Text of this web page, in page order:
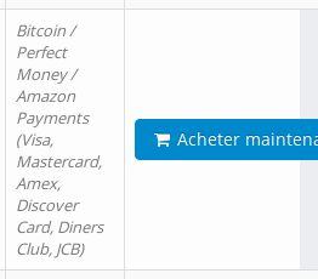
Bitcoin /
Perfect
Money /
Amazon
Payments
(Visa,
Mastercard,
Amex,
Discover
Card, Diners
Club, JCB)
Acheter